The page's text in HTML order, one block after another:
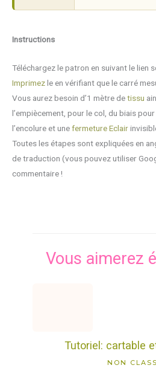
Instructions
Téléchargez le patron en suivant le lien
Imprimezle en vérifiant que le carré
Vous aurez besoin d’1 mètre detissu
l’empiècement, pour le col, du biais
l’encolure et unefermeture Eclair
Toutes les étapes sont expliquées en
de traduction (vous pouvez utiliser
commentaire !
Vous aimerez
Tutoriel: cartable
NON